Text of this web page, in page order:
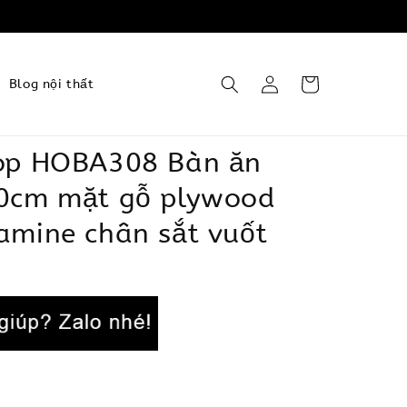
Blog nội thất
HOBA308 Bàn ăn
mặt gỗ plywood
chân sắt vuốt